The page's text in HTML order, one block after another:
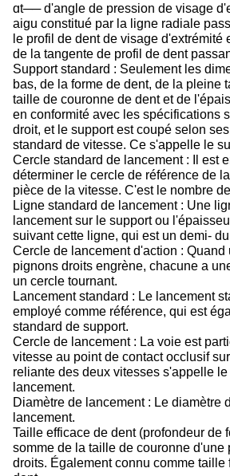
ɑt── d'angle de pression de visage
aigu constitué par la ligne radiale
le profil de dent de visage d'extrémité
de la tangente de profil de dent
Support standard : Seulement les
bas, de la forme de dent, de la pleine
taille de couronne de dent et de
en conformité avec les spécifications
droit, et le support est coupé selon
standard de vitesse. Ce s'appelle le
Cercle standard de lancement : Il est
déterminer le cercle de référence de
pièce de la vitesse. C'est le nombre
Ligne standard de lancement : Une
lancement sur le support ou
suivant cette ligne, qui est un demi-
Cercle de lancement d'action : Quand
pignons droits engrène, chacune a
un cercle tournant.
Lancement standard : Le lancement
employé comme référence, qui est
standard de support.
Cercle de lancement : La voie est
vitesse au point de contact occlusif
reliante des deux vitesses s'appelle
lancement.
Diamètre de lancement : Le diamètre
lancement.
Taille efficace de dent (profondeur de
somme de la taille de couronne d'une
droits. Également connu comme taille